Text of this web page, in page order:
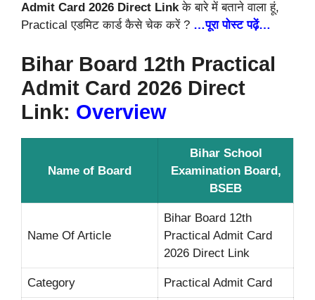
Admit Card 2026 Direct Linkके बारे में बताने वाला हूं,
Practical एडमिट कार्ड कैसे चेक करें ? …पूरा पोस्ट पढ़ें…
Bihar Board 12th Practical
Admit Card 2026 Direct
Link: Overview
Name of Board
Bihar School
Examination Board,
BSEB
Name Of Article
Bihar Board 12th
Practical Admit Card
2026 Direct Link
Category Practical Admit Card